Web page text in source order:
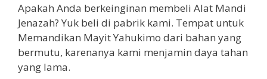
Apakah Anda berkeinginan membeli Alat Mandi
Jenazah? Yuk beli di pabrik kami. Tempat untuk
Memandikan Mayit Yahukimo dari bahan yang
bermutu, karenanya kami menjamin daya tahan
yang lama.